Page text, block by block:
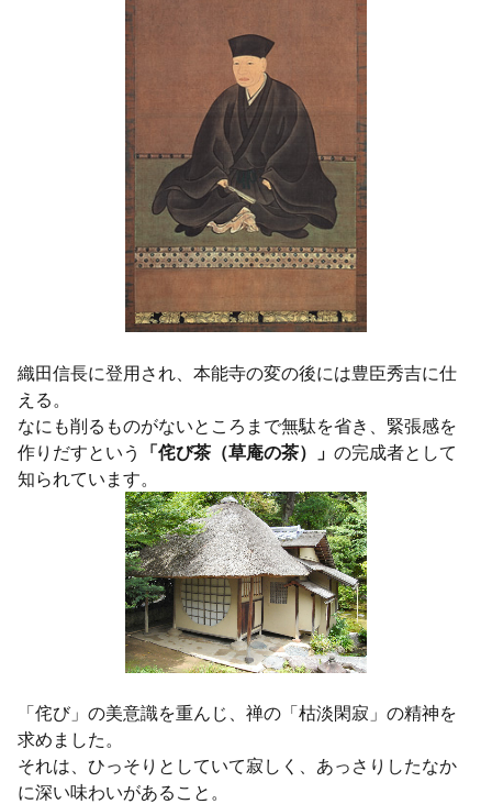
織田信長に登用され、本能寺の変の後には豊臣秀吉に仕
える。
なにも削るものがないところまで無駄を省き、緊張感を
作りだすという
「侘び茶（草庵の茶）」の完成者として
知られています。
「侘び」の美意識を重んじ、禅の「枯淡閑寂」の精神を
求めました。
それは、ひっそりとしていて寂しく、あっさりしたなか
に深い味わいがあること。